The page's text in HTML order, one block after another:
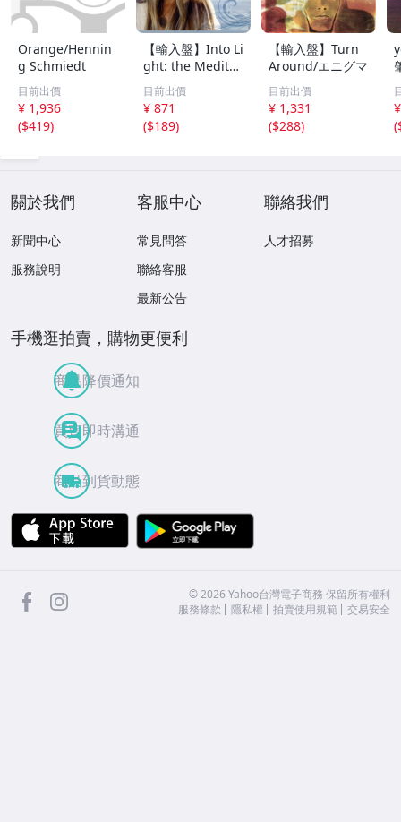
Orange/Hennin
g Schmiedt
目前出價
¥ 1,936
($419)
【輸入盤】Into Li
ght: the Meditat
ion Music of Dev
a/デヴァ・プレマ
ール
目前出價
¥ 871
($189)
【輸入盤】Turn
Around/エニグマ
目前出價
¥ 1,331
($288)
(
關於我們
新聞中心
服務說明
客服中心
常見問答
聯絡客服
最新公告
聯絡我們
人才招募
手機逛拍賣，購物更便利
商品降價通知
買賣即時溝通
商品到貨動態
APP Store
facebook ©2026 Yahoo台灣電子商務 保留所有權利
服務條款
隱私權 拍賣使用規範 交易安全